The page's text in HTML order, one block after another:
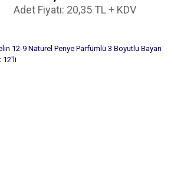
Adet Fiyatı: 20,35 TL + KDV